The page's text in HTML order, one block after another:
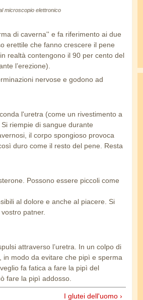
microscopio elettronico
di caverna'' e fa riferimento ai due
erettile che fanno crescere il pene
realtà contengono il 90 per cento del
l’erezione).
nervose e godono ad
l'uretra (come un rivestimento a
riempie di sangue durante
il corpo spongioso provoca
duro come il resto del pene. Resta
Possono essere piccoli come
al dolore e anche al piacere. Si
patner.
attraverso l’uretra. In un colpo di
in modo da evitare che pipì e sperma
fa fatica a fare la pipì del
fare la pipì addosso.
I glutei dell'uomo ›